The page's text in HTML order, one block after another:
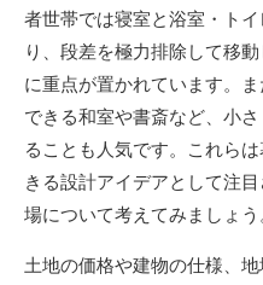
者世帯では寝室と浴室・ト
り、段差を極力排除して移
に重点が置かれています。
できる和室や書斎など、小
ることも人気です。これら
きる設計アイデアとして注
場について考えてみましょう
土地の価格や建物の仕様、